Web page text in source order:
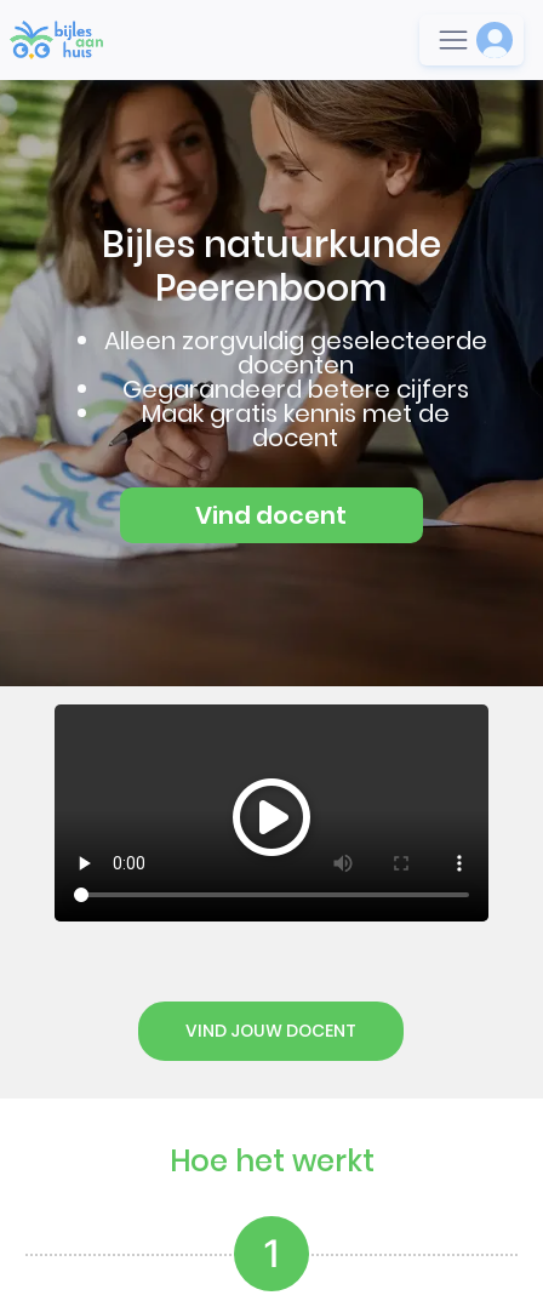
Bijles natuurkunde
Peerenboom
Alleen zorgvuldig geselecteerde
docenten
Gegarandeerd betere cijfers
Maak gratis kennis met de
docent
Vind docent
VIND JOUW DOCENT
Hoe het werkt
1